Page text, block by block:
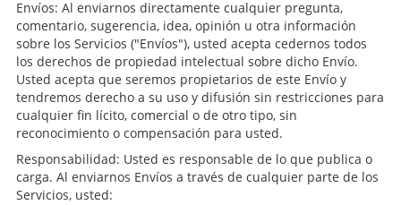
Envíos: Al enviarnos directamente cualquier pregunta,
comentario, sugerencia, idea, opinión u otra información
sobre los Servicios ("Envíos"), usted acepta cedernos todos
los derechos de propiedad intelectual sobre dicho Envío.
Usted acepta que seremos propietarios de este Envío y
tendremos derecho a su uso y difusión sin restricciones para
cualquier fin lícito, comercial o de otro tipo, sin
reconocimiento o compensación para usted.
Responsabilidad: Usted es responsable de lo que publica o
carga. Al enviarnos Envíos a través de cualquier parte de los
Servicios, usted: